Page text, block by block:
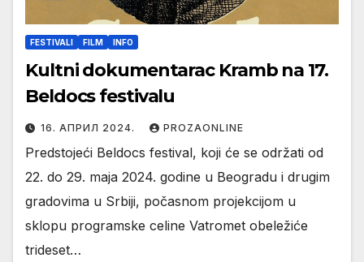
FESTIVALI FILM INFO
Kultni dokumentarac Kramb na 17.
Beldocs festivalu
16. АПРИЛ 2024. PROZAONLINE
Predstojeći Beldocs festival, koji će se održati od
22. do 29. maja 2024. godine u Beogradu i drugim
gradovima u Srbiji, počasnom projekcijom u
sklopu programske celine Vatromet obeležiće
trideset…